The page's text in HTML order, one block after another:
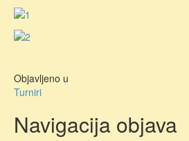
Objavljeno u
Turniri
Navigacija objava